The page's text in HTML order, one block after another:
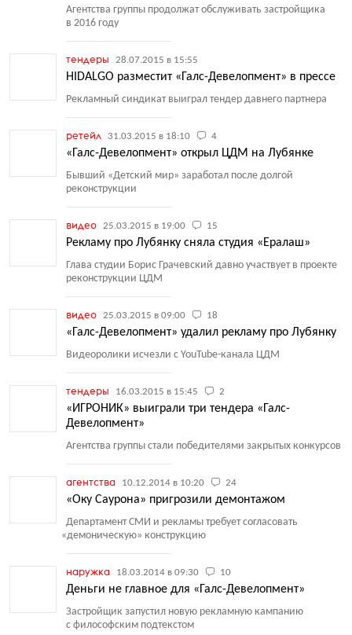
Агентства группы продолжат обслуживать застройщика
в 2016 году
тендеры 28.07.2015 в 15:55
HIDALGO разместит «Галс-Девелопмент» в прессе
Рекламный синдикат выиграл тендер давнего партнера
ретейл 31.03.2015 в 18:10 4
«Галс-Девелопмент» открыл ЦДМ на Лубянке
Бывший «Детский мир» заработал после долгой
реконструкции
видео 25.03.2015 в 19:00 15
Рекламу про Лубянку сняла студия «Ералаш»
Глава студии Борис Грачевский давно участвует в проекте
реконструкции ЦДМ
видео 25.03.2015 в 09:00 18
«Галс-Девелопмент» удалил рекламу про Лубянку
Видеоролики исчезли с YouTube-канала ЦДМ
тендеры 16.03.2015 в 15:45 2
«ИГРОНИК» выиграли три тендера «Галс-
Девелопмент»
Агентства группы стали победителями закрытых конкурсов
агентства 10.12.2014 в 10:20 24
«Оку Саурона» пригрозили демонтажом
Департамент СМИ и рекламы требует согласовать
«демоническую» конструкцию
наружка 18.03.2014 в 09:30 10
Деньги не главное для «Галс-Девелопмент»
Застройщик запустил новую рекламную кампанию
с философским подтекстом